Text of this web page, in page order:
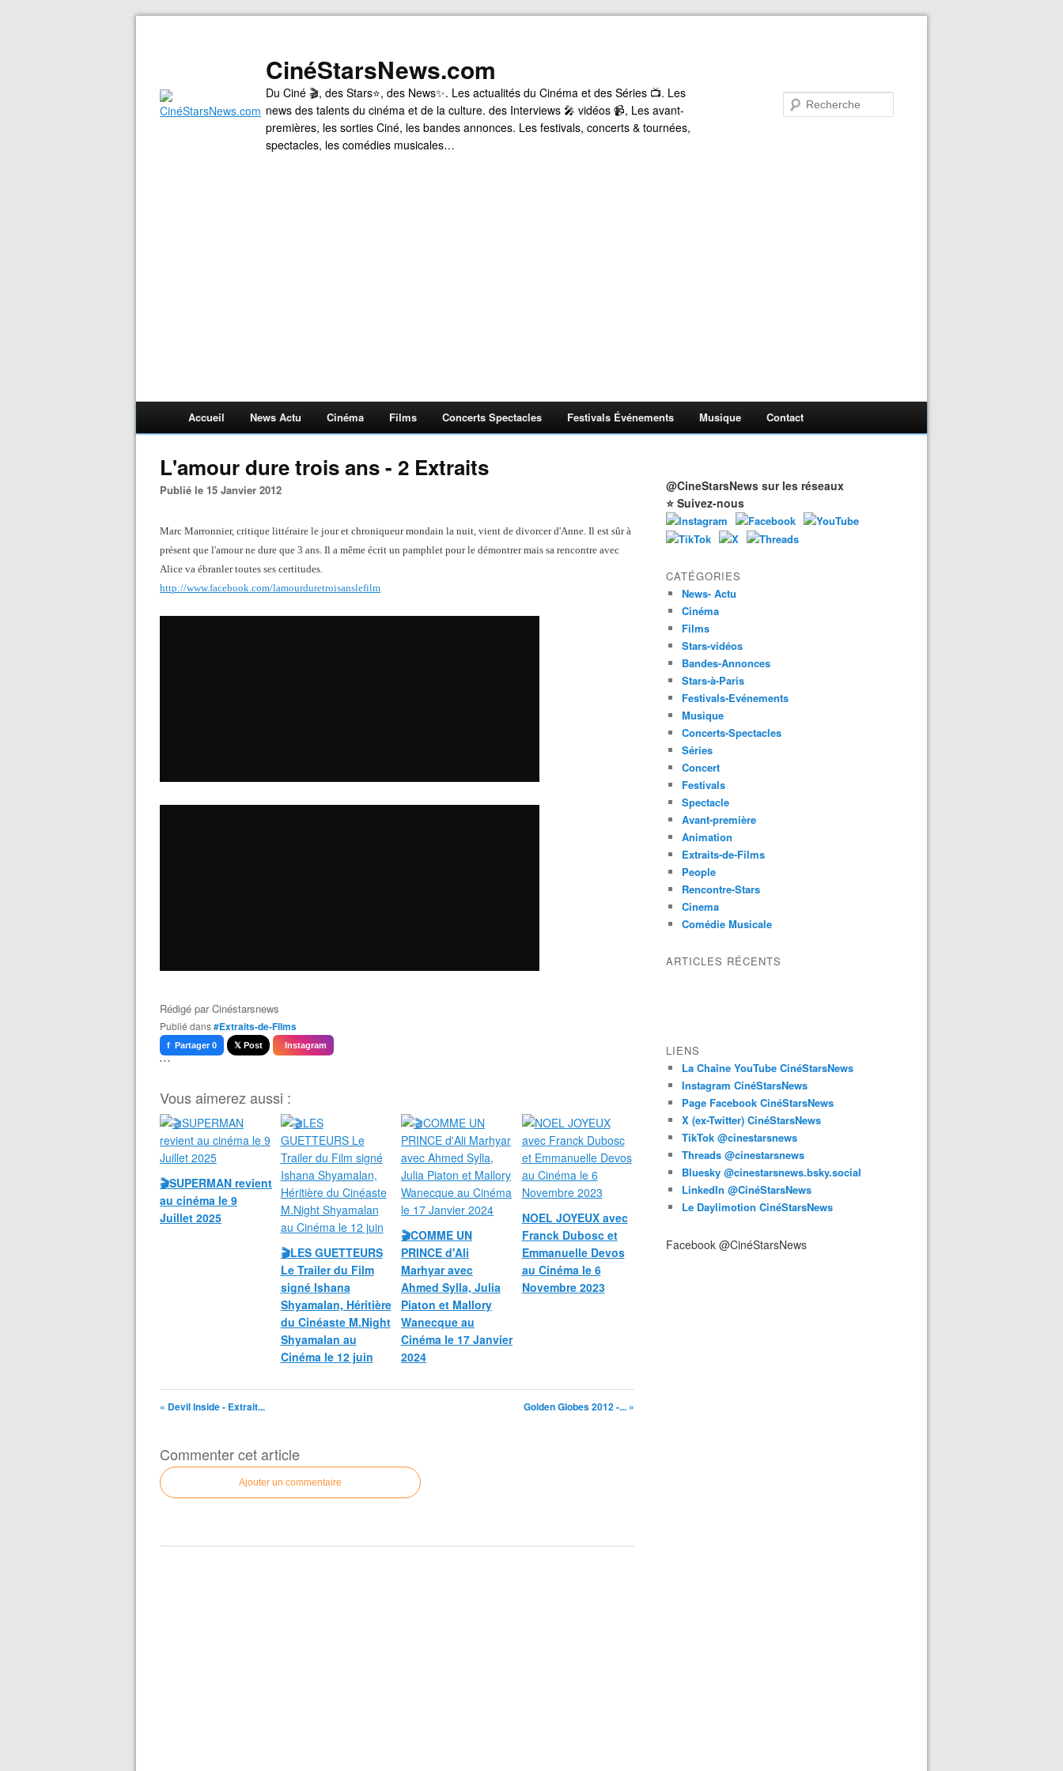
CinéStarsNews.com
Du Ciné 🎬, des Stars⭐, des News✨. Les actualités du Cinéma et des Séries 📺. Les
news des talents du cinéma et de la culture. des Interviews 🎤 vidéos 📹, Les avant-
premières, les sorties Ciné, les bandes annonces. Les festivals, concerts & tournées,
spectacles, les comédies musicales…
Accueil News Actu Cinéma Films Concerts Spectacles Festivals Événements Musique Contact
L'amour dure trois ans - 2 Extraits
Publié le 15 Janvier 2012
Marc Marronnier, critique littéraire le jour et chroniqueur mondain la nuit, vient de divorcer d'Anne. Il est sûr à
présent que l'amour ne dure que 3 ans. Il a même écrit un pamphlet pour le démontrer mais sa rencontre avec
Alice va ébranler toutes ses certitudes.
http://www.facebook.com/lamourduretroisanslefilm
Rédigé parCinéstarsnews
Publié dans#Extraits-de-Films
f Partager 0 𝕏 Post Instagram
```
Vous aimerez aussi :
🎬SUPERMAN revient
au cinéma le 9
Juillet 2025
🎬LES GUETTEURS
Le Trailer du Film
signé Ishana
Shyamalan, Héritière
du Cinéaste M.Night
Shyamalan au
Cinéma le 12 juin
🎬COMME UN
PRINCE d'Ali
Marhyar avec
Ahmed Sylla, Julia
Piaton et Mallory
Wanecque au
Cinéma le 17 Janvier
2024
NOEL JOYEUX avec
Franck Dubosc et
Emmanuelle Devos
au Cinéma le 6
Novembre 2023
« Devil Inside - Extrait... Golden Globes 2012 -... »
Commenter cet article
Ajouter un commentaire
@CineStarsNews sur les réseaux
⭐ Suivez-nous
CATÉGORIES
News- Actu
Cinéma
Films
Stars-vidéos
Bandes-Annonces
Stars-à-Paris
Festivals-Evénements
Musique
Concerts-Spectacles
Séries
Concert
Festivals
Spectacle
Avant-première
Animation
Extraits-de-Films
People
Rencontre-Stars
Cinema
Comédie Musicale
ARTICLES RÉCENTS
LIENS
La Chaîne YouTube CinéStarsNews
Instagram CinéStarsNews
Page Facebook CinéStarsNews
X (ex-Twitter) CinéStarsNews
TikTok @cinestarsnews
Threads @cinestarsnews
Bluesky @cinestarsnews.bsky.social‬
LinkedIn @CinéStarsNews
Le Daylimotion CinéStarsNews
Facebook @CinéStarsNews